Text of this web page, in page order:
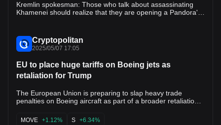
Kremlin spokesman: Those who talk about assassinating
Khamenei should realize that they are opening a Pandora's
Cryptopolitan
2025/05/07 17:05
EU to place huge tariffs on Boeing jets as
retaliation for Trump
The European Union is preparing to slap heavy trade
penalties on Boeing aircraft as part of a broader retaliation
fail. Brussels will propose new duties targeting American
MOVE +1.12% S +6.34%